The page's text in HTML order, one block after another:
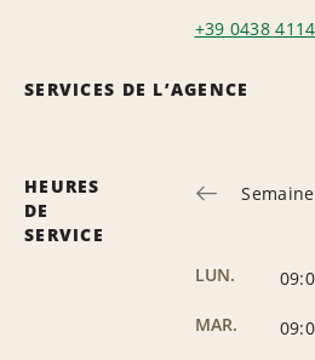
+39 0438
SERVICES DE L’AGENCE
HEURES
DE
SERVICE
LUN.
MAR.